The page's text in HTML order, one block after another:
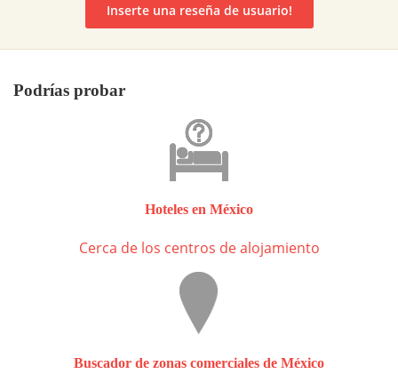
Inserte una reseña de usuario!
Podrías probar
Hoteles en México
Cerca de los centros de alojamiento
Buscador de zonas comerciales de México